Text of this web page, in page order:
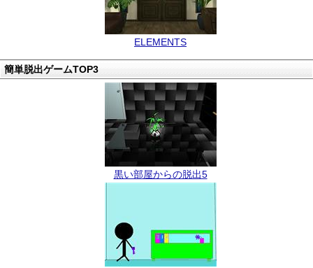
ELEMENTS
簡単脱出ゲームTOP3
黒い部屋からの脱出5